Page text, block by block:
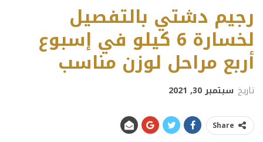
رجيم دشتي بالتفصيل
لخسارة 6 كيلو في إسبوع
أربع مراحل لوزن مناسب
تاريخ سبتمبر 30, 2021
Share